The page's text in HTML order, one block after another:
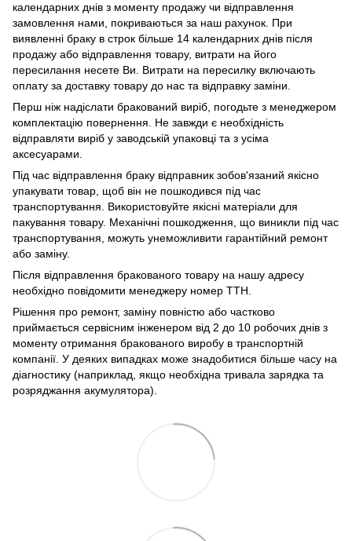
календарних днів з моменту продажу чи відправлення
замовлення нами, покриваються за наш рахунок. При
виявленні браку в строк більше 14 календарних днів після
продажу або відправлення товару, витрати на його
пересилання несете Ви. Витрати на пересилку включають
оплату за доставку товару до нас та відправку заміни.
Перш ніж надіслати бракований виріб, погодьте з менеджером
комплектацію повернення. Не завжди є необхідність
відправляти виріб у заводській упаковці та з усіма
аксесуарами.
Під час відправлення браку відправник зобов'язаний якісно
упакувати товар, щоб він не пошкодився під час
транспортування. Використовуйте якісні матеріали для
пакування товару. Механічні пошкодження, що виникли під час
транспортування, можуть унеможливити гарантійний ремонт
або заміну.
Після відправлення бракованого товару на нашу адресу
необхідно повідомити менеджеру номер ТТН.
Рішення про ремонт, заміну повністю або частково
приймається сервісним інженером від 2 до 10 робочих днів з
моменту отримання бракованого виробу в транспортній
компанії. У деяких випадках може знадобитися більше часу на
діагностику (наприклад, якщо необхідна тривала зарядка та
розряджання акумулятора).